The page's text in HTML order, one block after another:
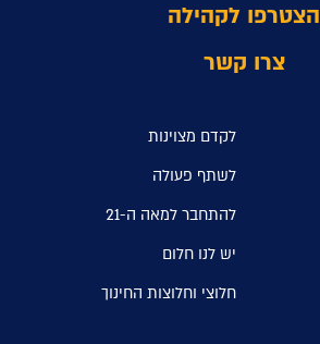
הצטרפו לקהילה
צרו קשר
לקדם מצוינות
לשתף פעולה
להתחבר למאה ה-21
יש לנו חלום
חלוצי וחלוצות החינוך